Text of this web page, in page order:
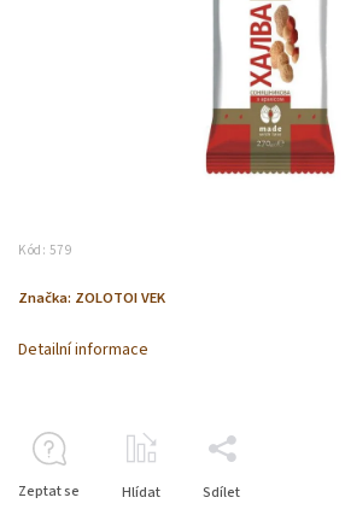
Kód: 579
Značka: ZOLOTOI VEK
Detailní informace
Zeptat se Hlídat Sdílet